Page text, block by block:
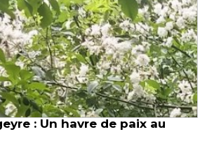
: Un havre de paix au